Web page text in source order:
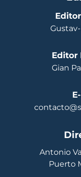
Editor
Gian
Antonio
Puerto